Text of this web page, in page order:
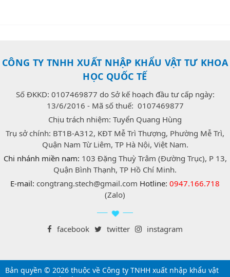
CÔNG TY TNHH XUẤT NHẬP KHẨU VẬT TƯ KHOA
HỌC QUỐC TẾ
Số ĐKKD: 0107469877 do Sở kế hoạch đầu tư cấp ngày:
13/6/2016 - Mã số thuế: 0107469877
Chịu trách nhiệm: Tuyển Quang Hùng
Trụ sở chính: BT1B-A312, KĐT Mễ Trì Thượng, Phường Mễ Trì,
Quận Nam Từ Liêm, TP Hà Nội, Việt Nam.
Chi nhánh miền nam: 103 Đặng Thuỳ Trâm (Đường Trục), P 13,
Quận Bình Thạnh, TP Hồ Chí Minh.
E-mail: congtrang.stech@gmail.com Hotline: 0947.166.718
(Zalo)
facebook twitter instagram
Bản quyền © 2026 thuộc về Công ty TNHH xuất nhập khẩu vật